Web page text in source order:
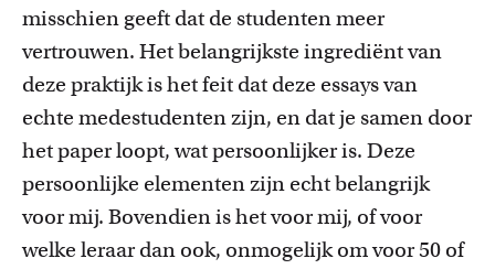
misschien geeft dat de studentenmeer
vertrouwen. Het belangrijkste ingrediënt van
deze praktijk is het feit dat deze essays van
echte medestudenten zijn, en dat je samen door
hetpaperloopt, wat persoonlijker is. Deze
persoonlijke elementen zijn echt belangrijk
voor mij. Bovendien is het voor mij, of voor
welke leraar dan ook, onmogelijk omvoor50 of